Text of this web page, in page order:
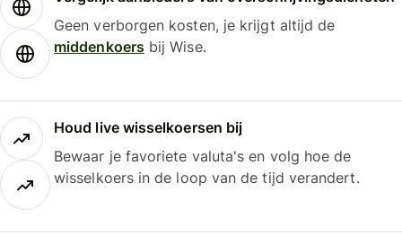
Geen verborgen kosten, je krijgt altijd de
middenkoersbij Wise.
Houd live wisselkoersen bij
Bewaar je favoriete valuta's en volg hoe de
wisselkoers in de loop van de tijd verandert.